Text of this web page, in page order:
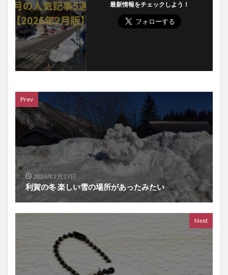
最新情報をチェックしよう！
Prev
2026年2月27日
利賀の冬 楽しい雪の場所があったみたい
Next